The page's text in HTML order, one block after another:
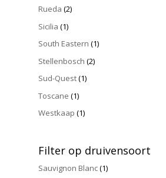
Rueda (2)
Sicilia (1)
South Eastern (1)
Stellenbosch (2)
Sud-Quest(1)
Toscane (1)
Westkaap (1)
Filter op druivensoort
Sauvignon Blanc(1)